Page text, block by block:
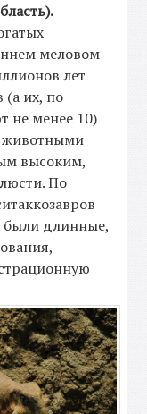
меловом
лет
(а их, по
не менее 10)
животными
высоким,
По
были длинные,